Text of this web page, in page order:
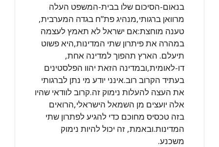
בנאום-הסיכום שלו בבית-המשפט העלה
מרוואן ברגותי,מנהיג פת”ח בגדה המערבית,
טענה מוחצת:אם ישראל לא תאמץ לעצמה
במהרה את פיתרון שתי המדינות,היא פשוט
תיעלם. הארץ תהפוך למדינה אחת,
דו-לאומית,ובמדינה הזאת יהוו הפלסטינים
בעתיד הקרוב רוב.אינני יודע מי נתן לברגותי
את העצה להעלות נימוק זה.קרוב לוודאי שהיו
אלה יועצים מן השמאל הישראלי,הרואים
בזה טכסיס מחוכם כדי להגיע לפתרון שתי
המדינות.ובאמת, זה יכול להיות נימוק
משכנע.